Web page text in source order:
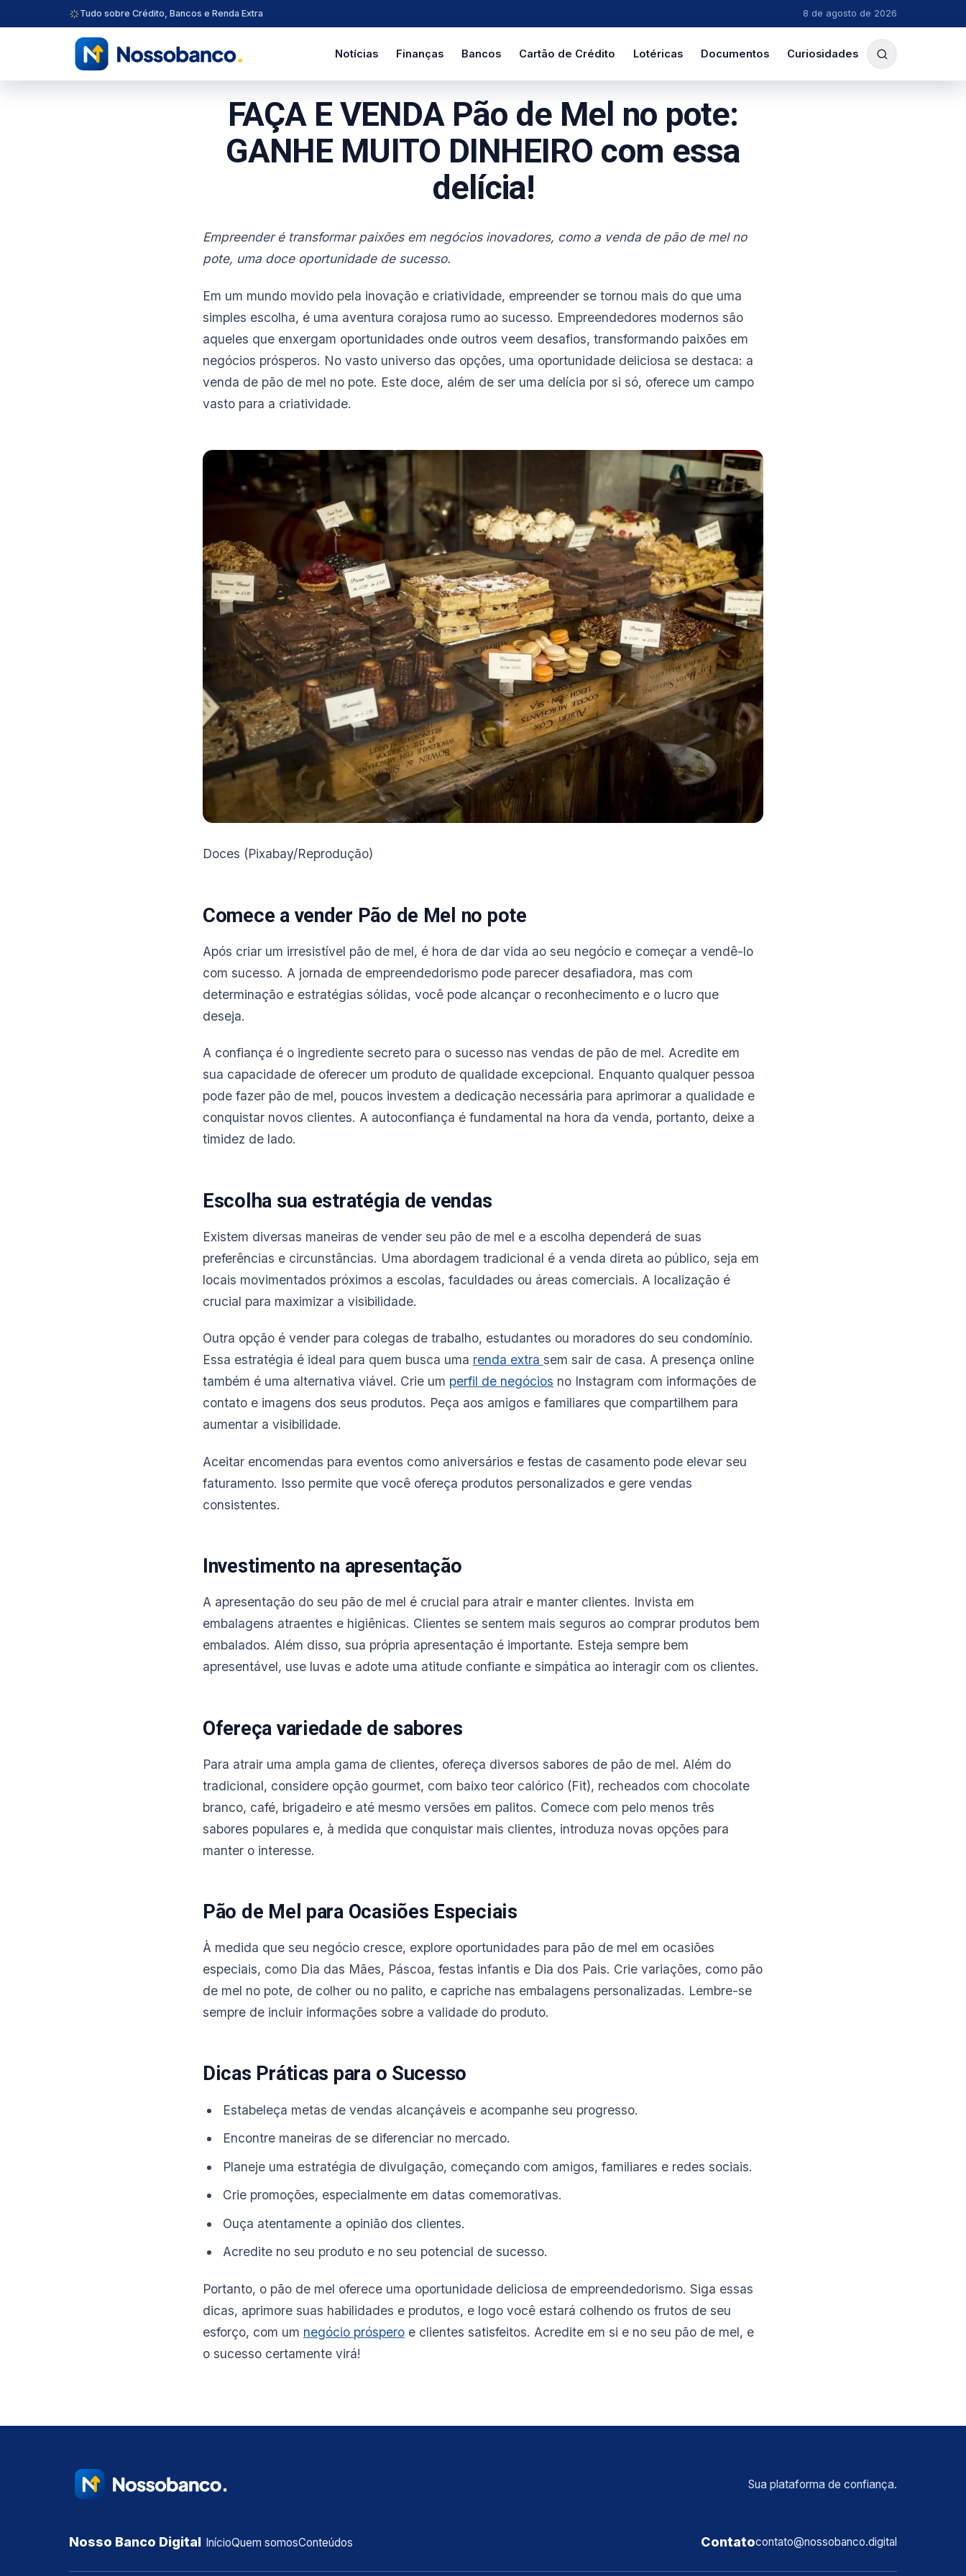
Tudo sobre Crédito, Bancos e Renda Extra 8 de agosto de 2026
Notícias Finanças Bancos Cartão de Crédito Lotéricas Documentos Curiosidades
FAÇA E VENDA Pão de Mel no pote:
GANHE MUITO DINHEIRO com essa
delícia!
Empreender é transformar paixões em negócios inovadores, como a venda de pão de mel no
pote, uma doce oportunidade de sucesso.
Em um mundo movido pela inovação e criatividade, empreender se tornou mais do que uma
simples escolha, é uma aventura corajosa rumo ao sucesso. Empreendedores modernos são
aqueles que enxergam oportunidades onde outros veem desafios, transformando paixões em
negócios prósperos. No vasto universo das opções, uma oportunidade deliciosa se destaca: a
venda de pão de mel no pote. Este doce, além de ser uma delícia por si só, oferece um campo
vasto para a criatividade.
Doces (Pixabay/Reprodução)
Comece a vender Pão de Mel no pote
Após criar um irresistível pão de mel, é hora de dar vida ao seu negócio e começar a vendê-lo
com sucesso. A jornada de empreendedorismo pode parecer desafiadora, mas com
determinação e estratégias sólidas, você pode alcançar o reconhecimento e o lucro que
deseja.
A confiança é o ingrediente secreto para o sucesso nas vendas de pão de mel. Acredite em
sua capacidade de oferecer um produto de qualidade excepcional. Enquanto qualquer pessoa
pode fazer pão de mel, poucos investem a dedicação necessária para aprimorar a qualidade e
conquistar novos clientes. A autoconfiança é fundamental na hora da venda, portanto, deixe a
timidez de lado.
Escolha sua estratégia de vendas
Existem diversas maneiras de vender seu pão de mel e a escolha dependerá de suas
preferências e circunstâncias. Uma abordagem tradicional é a venda direta ao público, seja em
locais movimentados próximos a escolas, faculdades ou áreas comerciais. A localização é
crucial para maximizar a visibilidade.
Outra opção é vender para colegas de trabalho, estudantes ou moradores do seu condomínio.
Essa estratégia é ideal para quem busca uma renda extra sem sair de casa. A presença online
também é uma alternativa viável. Crie um perfil de negócios no Instagram com informações de
contato e imagens dos seus produtos. Peça aos amigos e familiares que compartilhem para
aumentar a visibilidade.
Aceitar encomendas para eventos como aniversários e festas de casamento pode elevar seu
faturamento. Isso permite que você ofereça produtos personalizados e gere vendas
consistentes.
Investimento na apresentação
A apresentação do seu pão de mel é crucial para atrair e manter clientes. Invista em
embalagens atraentes e higiênicas. Clientes se sentem mais seguros ao comprar produtos bem
embalados. Além disso, sua própria apresentação é importante. Esteja sempre bem
apresentável, use luvas e adote uma atitude confiante e simpática ao interagir com os clientes.
Ofereça variedade de sabores
Para atrair uma ampla gama de clientes, ofereça diversos sabores de pão de mel. Além do
tradicional, considere opção gourmet, com baixo teor calórico (Fit), recheados com chocolate
branco, café, brigadeiro e até mesmo versões em palitos. Comece com pelo menos três
sabores populares e, à medida que conquistar mais clientes, introduza novas opções para
manter o interesse.
Pão de Mel para Ocasiões Especiais
À medida que seu negócio cresce, explore oportunidades para pão de mel em ocasiões
especiais, como Dia das Mães, Páscoa, festas infantis e Dia dos Pais. Crie variações, como pão
de mel no pote, de colher ou no palito, e capriche nas embalagens personalizadas. Lembre-se
sempre de incluir informações sobre a validade do produto.
Dicas Práticas para o Sucesso
Estabeleça metas de vendas alcançáveis e acompanhe seu progresso.
Encontre maneiras de se diferenciar no mercado.
Planeje uma estratégia de divulgação, começando com amigos, familiares e redes sociais.
Crie promoções, especialmente em datas comemorativas.
Ouça atentamente a opinião dos clientes.
Acredite no seu produto e no seu potencial de sucesso.
Portanto, o pão de mel oferece uma oportunidade deliciosa de empreendedorismo. Siga essas
dicas, aprimore suas habilidades e produtos, e logo você estará colhendo os frutos de seu
esforço, com um negócio próspero e clientes satisfeitos. Acredite em si e no seu pão de mel, e
o sucesso certamente virá!
Sua plataforma de confiança.
Nosso Banco Digital InícioQuem somosConteúdos Contatocontato@nossobanco.digital